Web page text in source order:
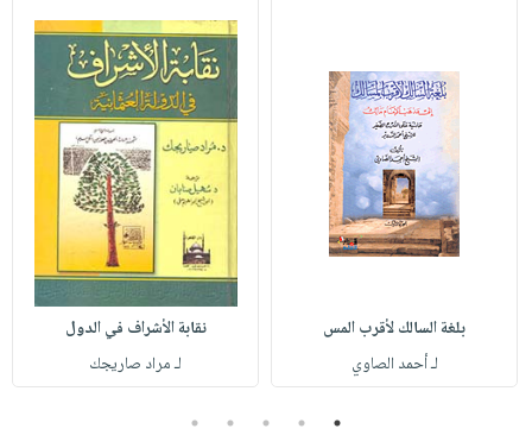
مطرزات
حقائب
حلي
عناية
بالذات
مناسبات
عن
الشركة
سياسة
الشركة
أسئلة
طرحها
حسابك
الأمنيات
التسوق
نشرة
بلغة السالك لأقرب المس
لـ أحمد الصاوي
نقابة الأشراف في الدول
لـ مراد صاريجك
1
2
3
4
5